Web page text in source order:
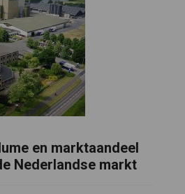
en marktaandeel
Nederlandse markt